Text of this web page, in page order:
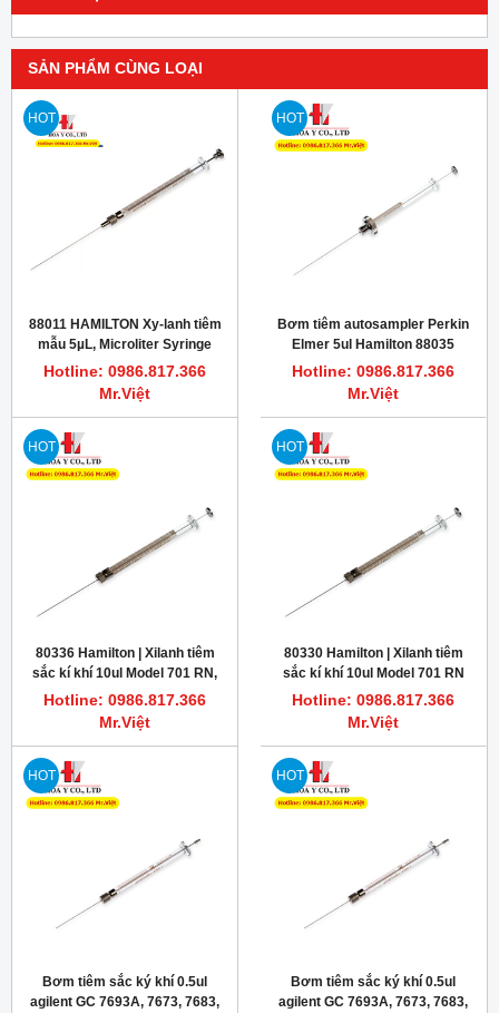
SẢN PHẨM CÙNG LOẠI
HOT
88011 HAMILTON Xy-lanh tiêm
mẫu 5µL, Microliter Syringe
Knurled Hub (KH)
Hotline: 0986.817.366
Mr.Việt
HOT
Bơm tiêm autosampler Perkin
Elmer 5ul Hamilton 88035
Hotline: 0986.817.366
Mr.Việt
HOT
80336 Hamilton | Xilanh tiêm
sắc kí khí 10ul Model 701 RN,
6/pk
Hotline: 0986.817.366
Mr.Việt
HOT
80330 Hamilton | Xilanh tiêm
sắc kí khí 10ul Model 701 RN
Hotline: 0986.817.366
Mr.Việt
HOT
Bơm tiêm sắc ký khí 0.5ul
agilent GC 7693A, 7673, 7683,
HOT
Bơm tiêm sắc ký khí 0.5ul
agilent GC 7693A, 7673, 7683,